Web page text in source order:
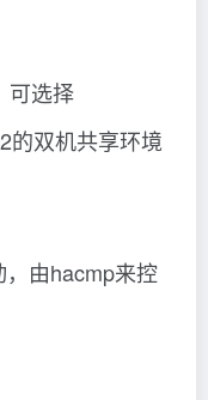
可选择
的双机共享环境
由hacmp来控